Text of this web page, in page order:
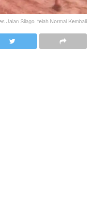
Jalan Silago telah Normal Kembali